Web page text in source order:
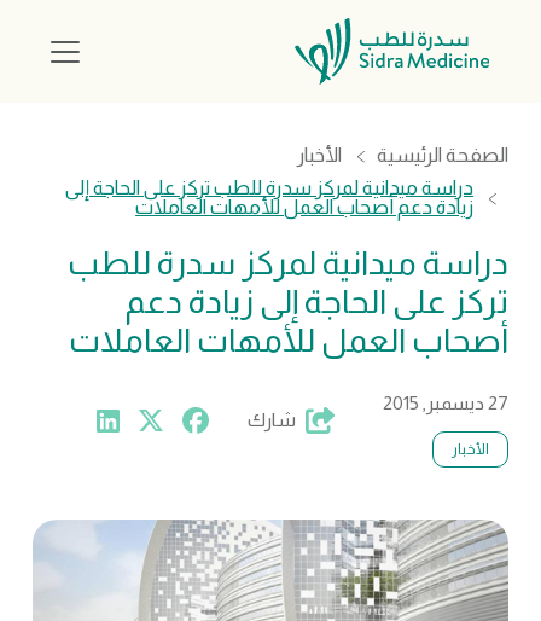
الصفحة الرئيسية
الأخبار
دراسة ميدانية لمركز سدرة للطب تركز على الحاجة إلى
زيادة دعم أصحاب العمل للأمهات العاملات
دراسة ميدانية لمركز سدرة للطب
تركز على الحاجة إلى زيادة دعم
أصحاب العمل للأمهات العاملات
27 ديسمبر, 2015
الأخبار
شارك